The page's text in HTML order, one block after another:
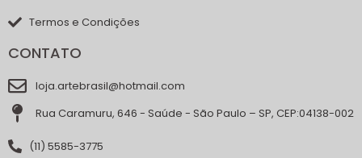
Termos e Condições
CONTATO
loja.artebrasil@hotmail.com
Rua Caramuru, 646 - Saúde - São Paulo – SP, CEP:04138-002
(11) 5585-3775